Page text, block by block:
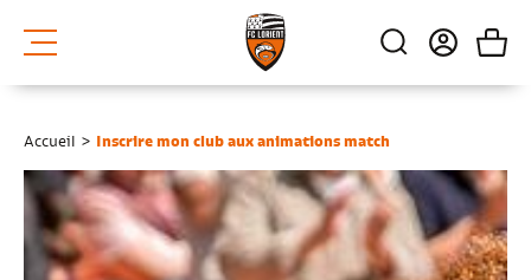
Accueil > Inscrire mon club aux animations match